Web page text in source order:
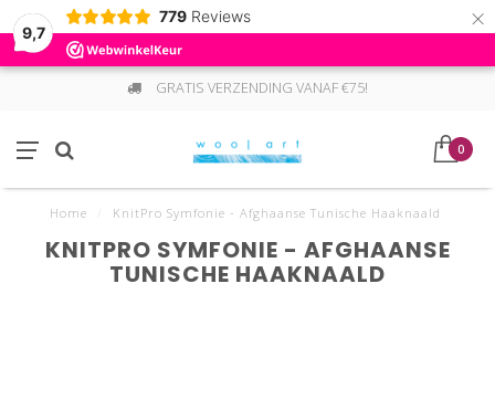
9,7
779 Reviews ×
GRATIS VERZENDING VANAF €75!
0
Home KnitPro Symfonie - Afghaanse Tunische Haaknaald
KNITPRO SYMFONIE - AFGHAANSE
TUNISCHE HAAKNAALD